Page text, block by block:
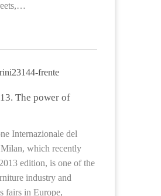
The power of
Internazionale del
which recently
edition, is one of the
industry and
fairs in Europe,